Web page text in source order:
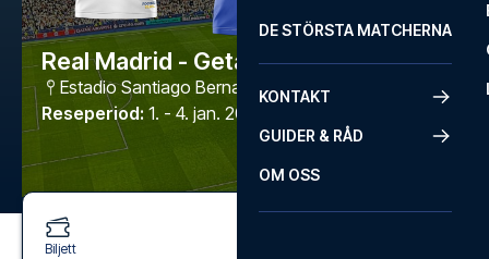
DE STÖRSTA MATCHERNA
KONTAKT
GUIDER & RÅD
OM OSS
Real Madrid - Getafe
Estadio Santiago Bernabéu,Madrid
Reseperiod: 1. - 4. jan. 2027
Biljett